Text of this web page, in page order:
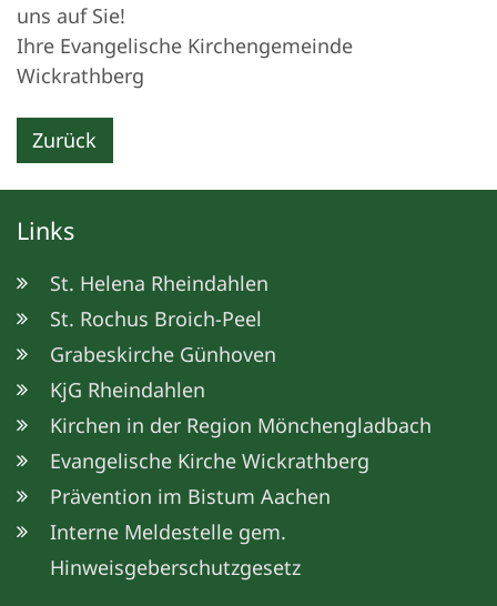
uns auf Sie!
Ihre Evangelische Kirchengemeinde
Wickrathberg
Zurück
Links
St. Helena Rheindahlen
St. Rochus Broich-Peel
Grabeskirche Günhoven
KjG Rheindahlen
Kirchen in der Region Mönchengladbach
Evangelische Kirche Wickrathberg
Prävention im Bistum Aachen
Interne Meldestelle gem.
Hinweisgeberschutzgesetz